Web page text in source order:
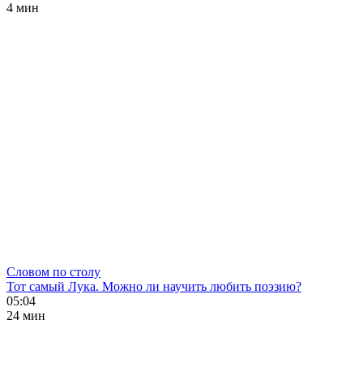
4 мин
Словом по столу
Тот самый Лука. Можно ли научить любить поэзию?
05:04
24 мин